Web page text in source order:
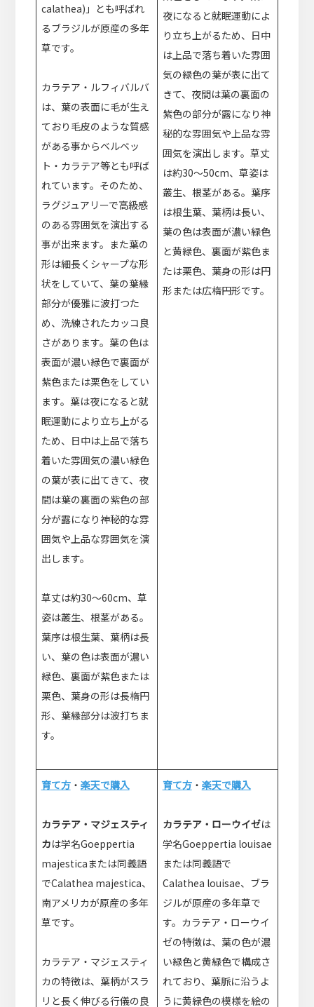
calathea)」とも呼ばれ
るブラジルが原産の多年
草です。
カラテア・ルフィバルバ
は、葉の表面に毛が生え
ており毛皮のような質感
がある事からベルベッ
ト・カラテア等とも呼ば
れています。そのため、
ラグジュアリーで高級感
のある雰囲気を演出する
事が出来ます。また葉の
形は細長くシャープな形
状をしていて、葉の葉縁
部分が優雅に波打つた
め、洗練されたカッコ良
さがあります。葉の色は
表面が濃い緑色で裏面が
紫色または栗色をしてい
ます。葉は夜になると就
眠運動により立ち上がる
ため、日中は上品で落ち
着いた雰囲気の濃い緑色
の葉が表に出てきて、夜
間は葉の裏面の紫色の部
分が露になり神秘的な雰
囲気や上品な雰囲気を演
出します。
草丈は約30～60cm、草
姿は叢生、根茎がある。
葉序は根生葉、葉柄は長
い、葉の色は表面が濃い
緑色、裏面が紫色または
栗色、葉身の形は長楕円
形、葉縁部分は波打ちま
す。
夜になると就眠運動によ
り立ち上がるため、日中
は上品で落ち着いた雰囲
気の緑色の葉が表に出て
きて、夜間は葉の裏面の
紫色の部分が露になり神
秘的な雰囲気や上品な雰
囲気を演出します。草丈
は約30～50cm、草姿は
叢生、根茎がある。葉序
は根生葉、葉柄は長い、
葉の色は表面が濃い緑色
と黄緑色、裏面が紫色ま
たは栗色、葉身の形は円
形または広楕円形です。
育て方・ 楽天で購入
カラテア・マジェスティ
カは学名Goeppertia
majesticaまたは同義語
でCalathea majestica、
南アメリカが原産の多年
草です。
カラテア・マジェスティ
カの特徴は、葉柄がスラ
リと長く伸びる行儀の良
育て方・ 楽天で購入
カラテア・ローウイゼは
学名Goeppertia louisae
または同義語で
Calathea louisae、ブラ
ジルが原産の多年草で
す。カラテア・ローウイ
ゼの特徴は、葉の色が濃
い緑色と黄緑色で構成さ
れており、葉脈に沿うよ
うに黄緑色の模様を絵の